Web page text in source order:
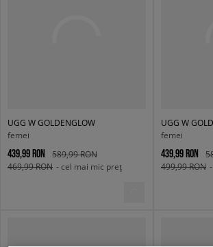
UGG W GOLDENGLOW
femei
439,99 RON
589,99 RON
469,99 RON - cel mai mic preț
UGG W
femei
439,99 RON
499,99 RON